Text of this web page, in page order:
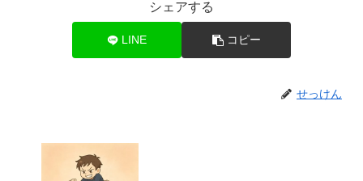
シェアする
LINE コピー
せっけん